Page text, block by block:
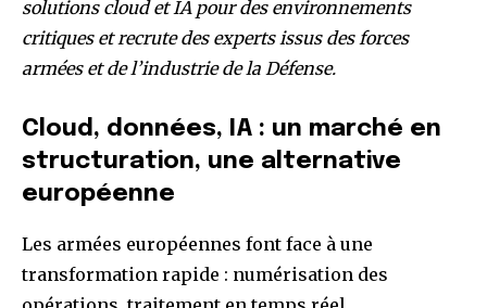
solutions cloud et IA pour des environnements
critiques et recrute des experts issus des forces
armées et de l’industrie de la Défense.
Cloud, données, IA : un marché en
structuration, une alternative
européenne
Les armées européennes font face à une
transformation rapide : numérisation des